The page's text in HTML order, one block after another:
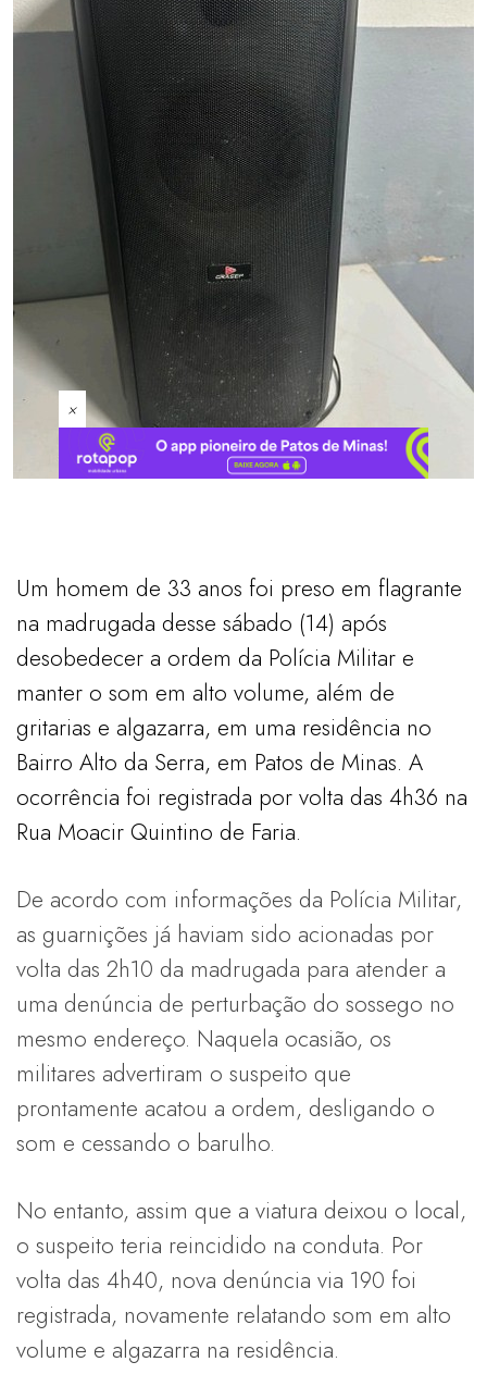
×
Um homem de 33 anos foi preso em flagrante
na madrugada desse sábado (14) após
desobedecer a ordem da Polícia Militar e
manter o som em alto volume, além de
gritarias e algazarra, em uma residência no
Bairro Alto da Serra, em Patos de Minas. A
ocorrência foi registrada por volta das 4h36 na
Rua Moacir Quintino de Faria.
De acordo com informações da Polícia Militar,
as guarnições já haviam sido acionadas por
volta das 2h10 da madrugada para atender a
uma denúncia de perturbação do sossego no
mesmo endereço. Naquela ocasião, os
militares advertiram o suspeito que
prontamente acatou a ordem, desligando o
som e cessando o barulho.
No entanto, assim que a viatura deixou o local,
o suspeito teria reincidido na conduta. Por
volta das 4h40, nova denúncia via 190 foi
registrada, novamente relatando som em alto
volume e algazarra na residência.